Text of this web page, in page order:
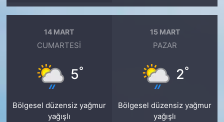
14 MART
CUMARTESI
5°
Bölgesel düzensiz yağmur
yağışlı
15 MART
PAZAR
2°
Bölgesel düzensiz yağmur
yağışlı